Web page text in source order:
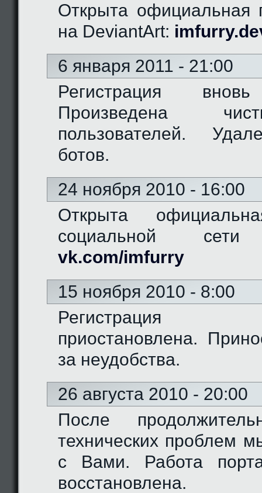
Открыта официальная
на DeviantArt:
6 января 2011 - 21:00
Регистрация
Произведена
пользователей.
ботов.
24 ноября 2010 - 16:00
Открыта
социальной сети
vk.com/imfurry
15 ноября 2010 - 8:00
Регистрация
приостановлена.
за неудобства.
26 августа 2010 - 20:00
После
технических проблем
с Вами. Работа
восстановлена.